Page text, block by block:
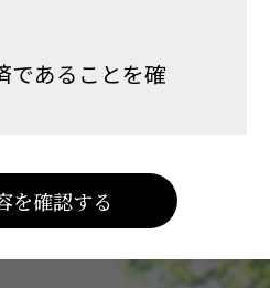
であることを確